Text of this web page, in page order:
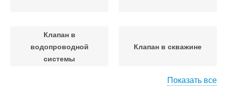
Клапан в
водопроводной
системы
Клапан в скважине
Показать все